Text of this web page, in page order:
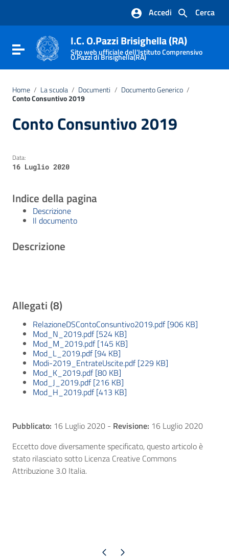
Vai al footer
Cerca
Accedi
Attiva / disattiva la navigazione
I.C. O.Pazzi Brisighella (RA)
Sito web ufficiale dell'Istituto Comprensivo
O.Pazzi di Brisighella(RA)
Home / La scuola / Documenti / Documento Generico /
Conto Consuntivo 2019
Conto Consuntivo 2019
Data:
16 Luglio 2020
Indice della pagina
Descrizione
Il documento
Descrizione
Allegati (8)
RelazioneDSContoConsuntivo2019.pdf [906 KB]
Mod_N_2019.pdf [524 KB]
Mod_M_2019.pdf [145 KB]
Mod_L_2019.pdf [94 KB]
Modi-2019_EntrateUscite.pdf [229 KB]
Mod_K_2019.pdf [80 KB]
Mod_J_2019.pdf [216 KB]
Mod_H_2019.pdf [413 KB]
Pubblicato: 16 Luglio 2020 - Revisione: 16 Luglio 2020
Eccetto dove diversamente specificato, questo articolo è
stato rilasciato sotto Licenza Creative Commons
Attribuzione 3.0 Italia.
Pagina precedente
Pagina successiva